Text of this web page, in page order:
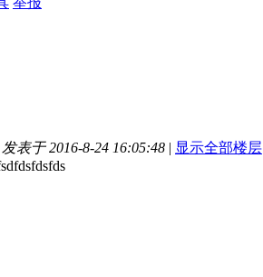
发表于 2016-8-24 16:05:48 | 显示全部楼层